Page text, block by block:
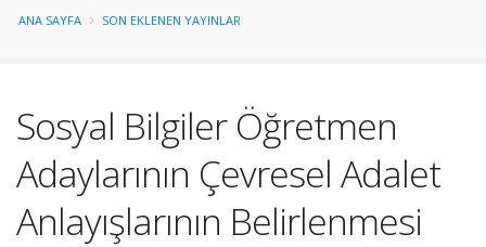
ANA SAYFA SON EKLENEN YAYINLAR
Sosyal Bilgiler Öğretmen
Adaylarının Çevresel Adalet
Anlayışlarının Belirlenmesi